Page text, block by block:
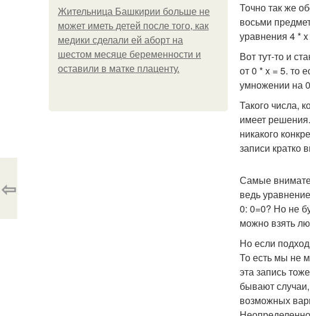
Жительница Башкирии больше не
может иметь детей после того, как
медики сделали ей аборт на
шестом месяце беременности и
оставили в матке плаценту.
Точно так же
восьми
уравнения 4 * x
Вот тут-то и
от 0 * x = 5. то
умножении на 0
Такого числа,
имеет
никакого
записи кратко
Самые
ведь
0: 0=0? Но не
можно взять
Но если
То есть мы не
эта запись
бывают
возможных
⇦